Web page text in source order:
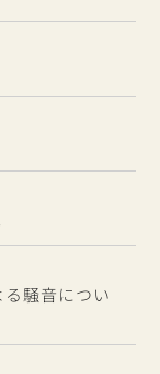
騒音につい